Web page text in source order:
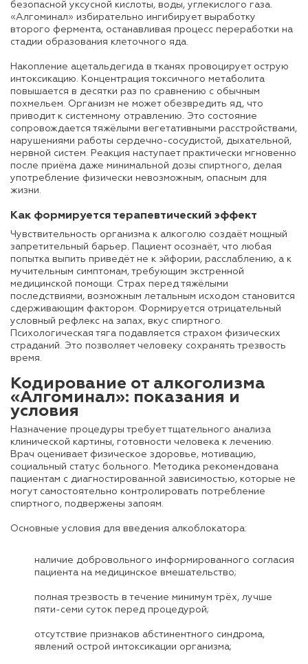
безопасной уксусной кислоты, воды, углекислого газа.
«Алгоминал» избирательно ингибирует выработку
второго фермента, останавливая процесс переработки на
стадии образования клеточного яда.
Накопление ацетальдегида в тканях провоцирует острую
интоксикацию. Концентрация токсичного метаболита
повышается в десятки раз по сравнению с обычным
похмельем. Организм не может обезвредить яд, что
приводит к системному отравлению. Это состояние
сопровождается тяжёлыми вегетативными расстройствами,
нарушениями работы сердечно-сосудистой, дыхательной,
нервной систем. Реакция наступает практически мгновенно
после приёма даже минимальной дозы спиртного, делая
употребление физически невозможным, опасным для
жизни.
Как формируется терапевтический эффект
Чувствительность организма к алкоголю создаёт мощный
запретительный барьер. Пациент осознаёт, что любая
попытка выпить приведёт не к эйфории, расслаблению, а к
мучительным симптомам, требующим экстренной
медицинской помощи. Страх перед тяжёлыми
последствиями, возможным летальным исходом становится
сдерживающим фактором. Формируется отрицательный
условный рефлекс на запах, вкус спиртного.
Психологическая тяга подавляется страхом физических
страданий. Это позволяет человеку сохранять трезвость
время.
Кодирование от алкоголизма
«Алгоминал»: показания и
условия
Назначение процедуры требует тщательного анализа
клинической картины, готовности человека к лечению.
Врач оценивает физическое здоровье, мотивацию,
социальный статус больного. Методика рекомендована
пациентам с диагностированной зависимостью, которые не
могут самостоятельно контролировать потребление
спиртного, подвержены запоям.
Основные условия для введения алкоблокатора:
наличие добровольного информированного согласия
пациента на медицинское вмешательство;
полная трезвость в течение минимум трёх, лучше
пяти-семи суток перед процедурой;
отсутствие признаков абстинентного синдрома,
явлений острой интоксикации организма;